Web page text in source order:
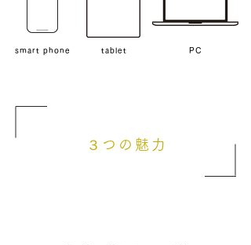
smart phone tablet PC
３つの魅力